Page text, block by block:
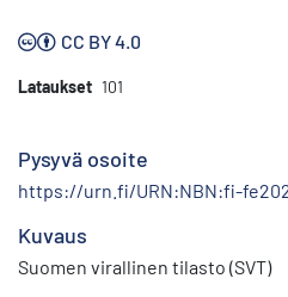
CC BY 4.0
Lataukset 101
Pysyvä osoite
https://urn.fi/URN:NBN:fi-
Kuvaus
Suomen virallinen tilasto (SVT)